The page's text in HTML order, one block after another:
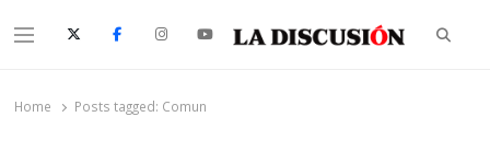
Menu
Home Posts tagged: Comun